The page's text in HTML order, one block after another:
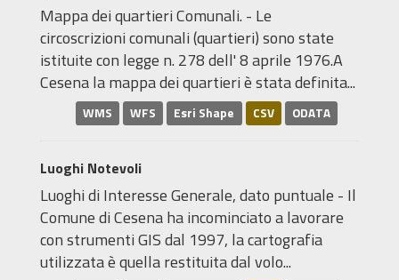
Mappa dei quartieri Comunali. - Le
circoscrizioni comunali (quartieri) sono state
istituite con legge n. 278 dell' 8 aprile 1976.A
Cesena la mappa dei quartieri è stata definita...
WMS WFS Esri Shape CSV ODATA
Luoghi Notevoli
Luoghi di Interesse Generale, dato puntuale - Il
Comune di Cesena ha incominciato a lavorare
con strumenti GIS dal 1997, la cartografia
utilizzata è quella restituita dal volo...